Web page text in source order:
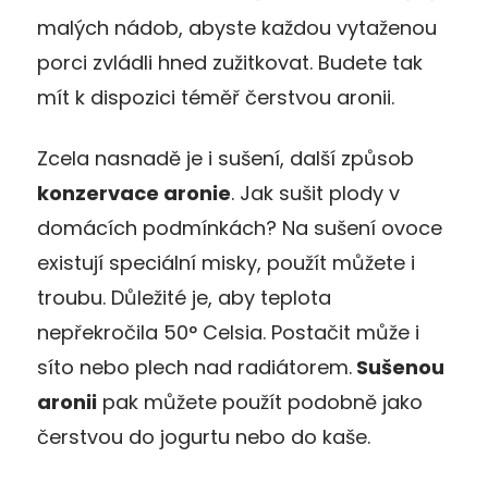
malých nádob, abyste každou vytaženou
porci zvládli hned zužitkovat. Budete tak
mít k dispozici téměř čerstvou aronii.
Zcela nasnadě je i sušení, další způsob
konzervace aronie. Jak sušit plody v
domácích podmínkách? Na sušení ovoce
existují speciální misky, použít můžete i
troubu. Důležité je, aby teplota
nepřekročila 50° Celsia. Postačit může i
síto nebo plech nad radiátorem. Sušenou
aronii pak můžete použít podobně jako
čerstvou do jogurtu nebo do kaše.